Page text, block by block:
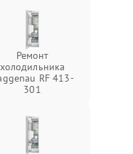
Ремонт
холодильника
RF 413-
301